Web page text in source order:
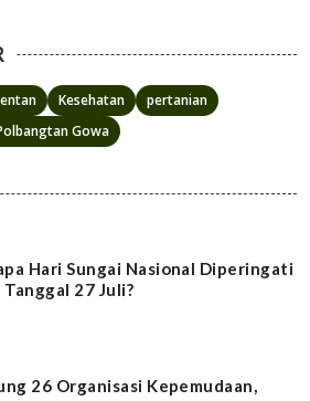
Kesehatan
pertanian
Gowa
Hari Sungai Nasional Diperingati
27 Juli?
26 Organisasi Kepemudaan,